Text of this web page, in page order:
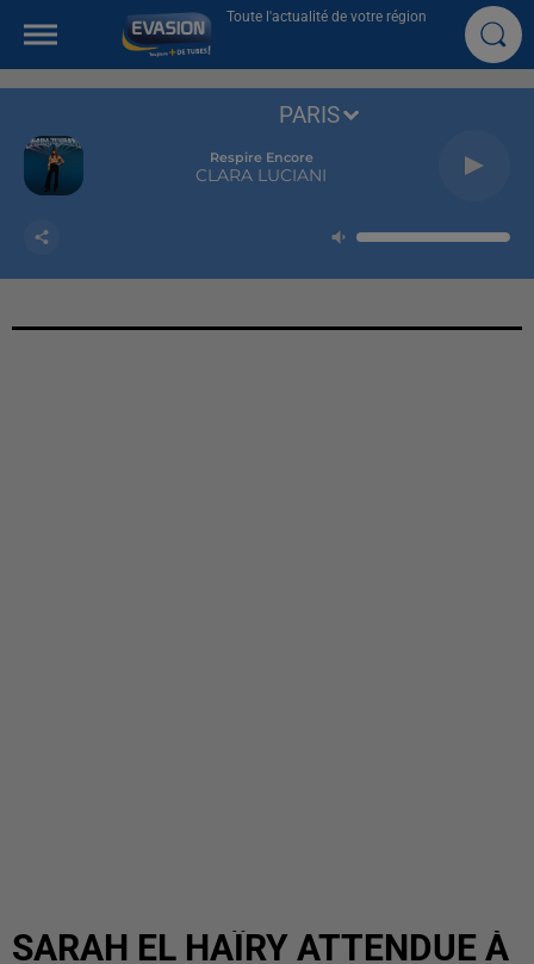
Toute l'actualité de votre région
Respire Encore
CLARA LUCIANI
PARIS
SARAH EL HAÏRY ATTENDUE À